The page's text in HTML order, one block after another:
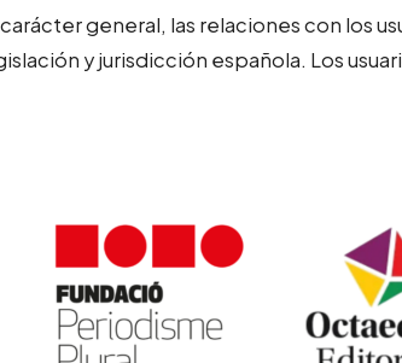
general, las relaciones con los
y jurisdicción española. Los